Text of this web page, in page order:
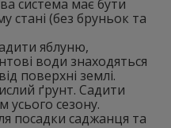
система має бути
стані (без бруньок та
яблуню,
води знаходяться
поверхні землі.
ґрунт. Садити
сезону.
посадки саджанця та